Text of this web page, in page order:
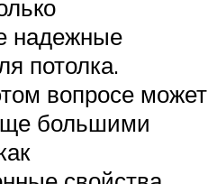
надежные
потолка.
вопросе может
большими